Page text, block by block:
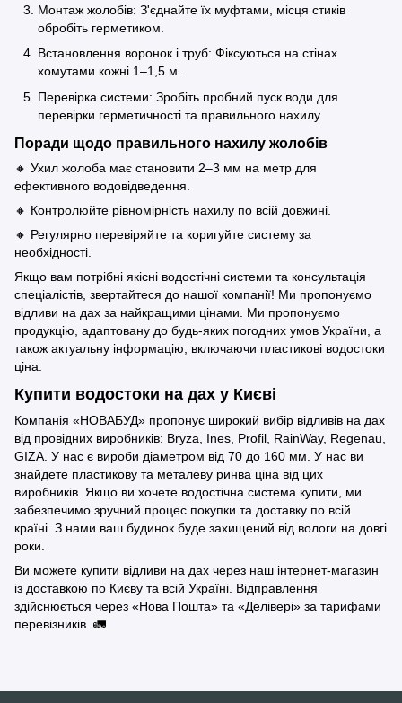
Монтаж жолобів: З'єднайте їх муфтами, місця стиків
обробіть герметиком.
Встановлення воронок і труб: Фіксуються на стінах
хомутами кожні 1–1,5 м.
Перевірка системи: Зробіть пробний пуск води для
перевірки герметичності та правильного нахилу.
Поради щодо правильного нахилу жолобів
🔸 Ухил жолоба має становити 2–3 мм на метр для
ефективного водовідведення.
🔸 Контролюйте рівномірність нахилу по всій довжині.
🔸 Регулярно перевіряйте та коригуйте систему за
необхідності.
Якщо вам потрібні якісні водостічні системи та консультація
спеціалістів, звертайтеся до нашої компанії! Ми пропонуємо
відливи на дах за найкращими цінами. Ми пропонуємо
продукцію, адаптовану до будь-яких погодних умов України, а
також актуальну інформацію, включаючи пластикові водостоки
ціна.
Купити водостоки на дах у Києві
Компанія «НОВАБУД» пропонує широкий вибір відливів на дах
від провідних виробників: Bryza, Ines, Profil, RainWay, Regenau,
GIZA. У нас є вироби діаметром від 70 до 160 мм. У нас ви
знайдете пластикову та металеву ринва ціна від цих
виробників. Якщо ви хочете водостічна система купити, ми
забезпечимо зручний процес покупки та доставку по всій
країні. З нами ваш будинок буде захищений від вологи на довгі
роки.
Ви можете купити відливи на дах через наш інтернет-магазин
із доставкою по Києву та всій Україні. Відправлення
здійснюється через «Нова Пошта» та «Делівері» за тарифами
перевізників. 🚛